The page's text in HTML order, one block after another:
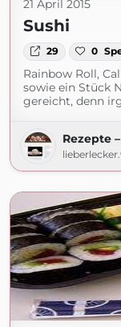
21 April 2015
Sushi
29 0
Rainbow Roll,
sowie ein Stück
gereicht, denn
Rezepte